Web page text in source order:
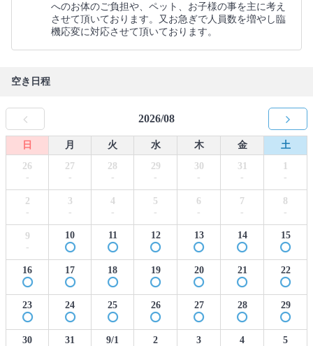
へのお体のご負担や、ペット、お子様の事を主に考え
させて頂いております。又お急ぎで人員数を増やし臨
機応変に対応させて頂いております。
空き日程
2026/08
日 月 火 水 木 金
土
26
-
27
-
28
-
29
-
30
-
31
-
1
-
2
-
3
-
4
-
5
-
6
-
7
-
8
-
9
-
10 11 12 13 14 15
16 17 18 19 20 21 22
23 24 25 26 27 28 29
30 31 9/1 2 3 4 5